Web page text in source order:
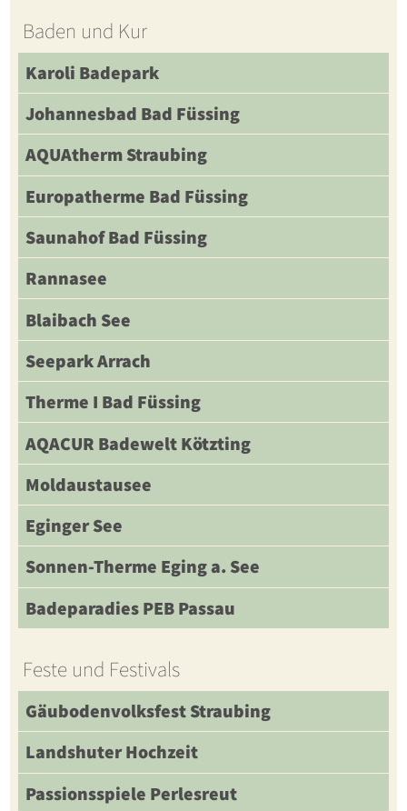
Baden und Kur
Karoli Badepark
Johannesbad Bad Füssing
AQUAtherm Straubing
Europatherme Bad Füssing
Saunahof Bad Füssing
Rannasee
Blaibach See
Seepark Arrach
Therme I Bad Füssing
AQACUR Badewelt Kötzting
Moldaustausee
Eginger See
Sonnen-Therme Eging a. See
Badeparadies PEB Passau
Feste und Festivals
Gäubodenvolksfest Straubing
Landshuter Hochzeit
Passionsspiele Perlesreut